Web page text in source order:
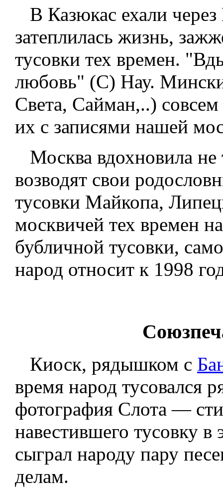
В Казюкас ехали
затеплилась жизнь,
тусовки тех времен.
любовь" (C) Нау.
Света, Сайман,..)
их с записями нашей
Москва вдохновила
возводят свои
тусовки Майкопа,
москвичей тех времен
бубличной тусовки,
народ относит к 1998
Киоск, рядышком с
время народ тусовался
фотография Слота —
навестившего тусовку в
сыграл народу пару
делам.